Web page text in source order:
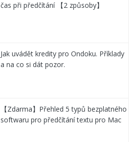
čas při předčítání 【2 způsoby】
Jak uvádět kredity pro Ondoku. Příklady
a na co si dát pozor.
【Zdarma】Přehled 5 typů bezplatného
softwaru pro předčítání textu pro Mac